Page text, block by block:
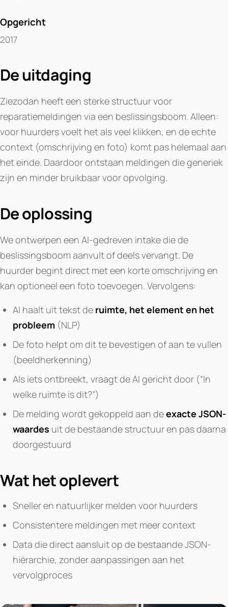
Opgericht
2017
De uitdaging
Ziezodan heeft een sterke structuur voor
reparatiemeldingen via een beslissingsboom. Alleen:
voor huurders voelt het als veel klikken, en de echte
context (omschrijving en foto) komt pas helemaal aan
het einde. Daardoor ontstaan meldingen die generiek
zijn en minder bruikbaar voor opvolging.
De oplossing
We ontwerpen een AI-gedreven intake die de
beslissingsboom aanvult of deels vervangt. De
huurder begint direct met een korte omschrijving en
kan optioneel een foto toevoegen. Vervolgens:
AI haalt uit tekst de ruimte, het element en het
probleem (NLP)
De foto helpt om dit te bevestigen of aan te vullen
(beeldherkenning)
Als iets ontbreekt, vraagt de AI gericht door (“In
welke ruimte is dit?”)
De melding wordt gekoppeld aan deexacte JSON-
waardes uit de bestaande structuur en pas daarna
doorgestuurd
Wat het oplevert
Sneller en natuurlijker melden voor huurders
Consistentere meldingen met meer context
Data die direct aansluit op de bestaande JSON-
hiërarchie, zonder aanpassingen aan het
vervolgproces